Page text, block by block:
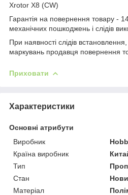
Xrotor X8 (CW)
Гарантія на повернення товару - 14
механічних пошкоджень і слідів
При наявності слідів
маркувань продавця повернення
Приховати
Характеристики
Основні атрибути
Виробник
Країна виробник
Тип
Стан
Матеріал